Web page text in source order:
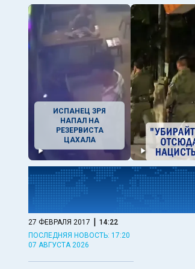
ИСПАНЕЦ ЗРЯ
НАПАЛ НА
РЕЗЕРВИСТА
ЦАХАЛА
27 ФЕВРАЛЯ 2017 | 14:22
ПОСЛЕДНЯЯ НОВОСТЬ: 17:20
07 АВГУСТА 2026